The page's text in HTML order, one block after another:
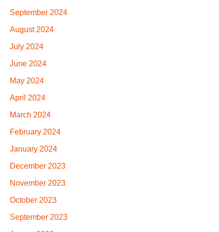
September 2024
August 2024
July 2024
June 2024
May 2024
April 2024
March 2024
February 2024
January 2024
December 2023
November 2023
October 2023
September 2023